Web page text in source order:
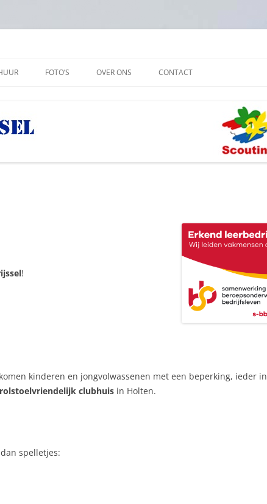
FOTO’S OVER ONS CONTACT
!
kinderen en jongvolwassenen met een beperking, ieder in
clubhuis in Holten.
spelletjes: